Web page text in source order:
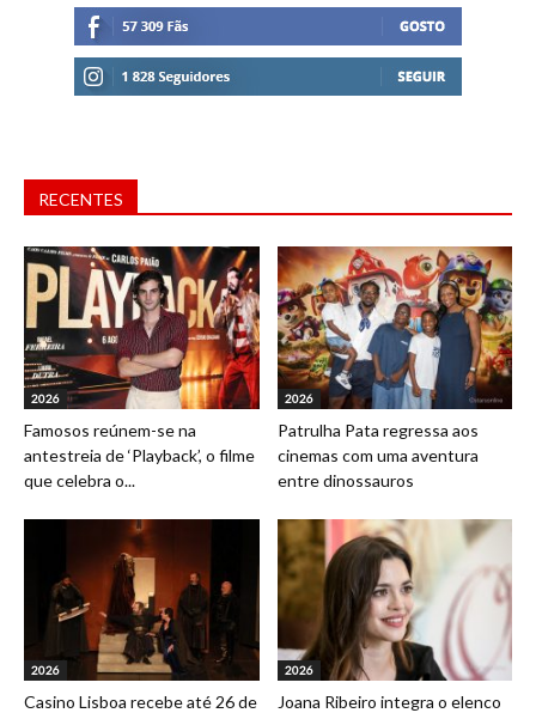
RECENTES
2026
Famosos reúnem-se na
antestreia de ‘Playback’, o filme
que celebra o...
2026
Patrulha Pata regressa aos
cinemas com uma aventura
entre dinossauros
2026
Casino Lisboa recebe até 26 de
2026
Joana Ribeiro integra o elenco